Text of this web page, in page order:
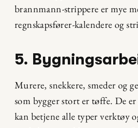
brannmann-strippere er mye
regnskapsfører-kalendere og
5.
Murere, snekkere, smeder og
som bygger stort er tøffe. De
kan betjene alle typer verktøy